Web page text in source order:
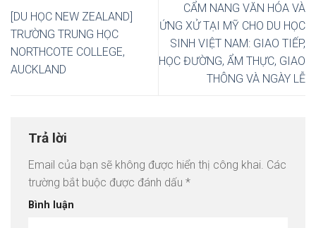
[DU HỌC NEW ZEALAND]
TRƯỜNG TRUNG HỌC
NORTHCOTE COLLEGE,
AUCKLAND
CẨM NANG VĂN HÓA VÀ
ỨNG XỬ TẠI MỸ CHO DU HỌC
SINH VIỆT NAM: GIAO TIẾP,
HỌC ĐƯỜNG, ẨM THỰC, GIAO
THÔNG VÀ NGÀY LỄ
Trả lời
Email của bạn sẽ không được hiển thị công khai. Các
trường bắt buộc được đánh dấu *
Bình luận